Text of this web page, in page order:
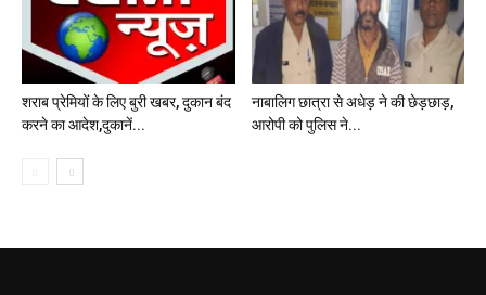
शराब प्रेमियों के लिए बुरी खबर, दुकान बंद
करने का आदेश,दुकानें...
नाबालिग छात्रा से अधेड़ ने की छेड़छाड़,
आरोपी को पुलिस ने...